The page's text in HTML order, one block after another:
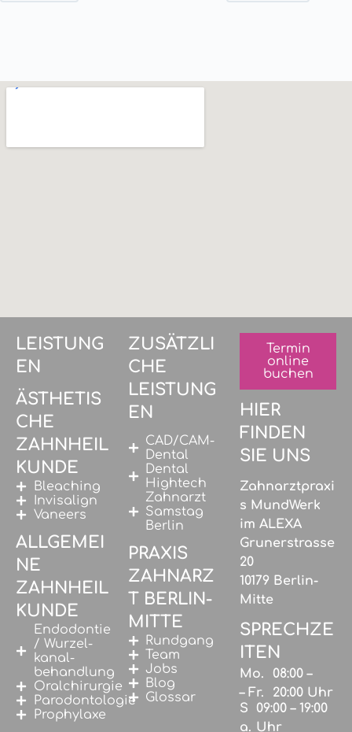
LEISTUNG
EN
ÄSTHETIS
CHE
ZAHNHEIL
KUNDE
Bleaching
Invisalign
Vaneers
ALLGEMEI
NE
ZAHNHEIL
KUNDE
Endodontie
/ Wurzel­
kanal­
behandlung
Oralchirurgie
Parodontologie
Prophylaxe
ZUSÄTZLI
CHE
LEISTUNG
EN
CAD/CAM-
Dental
Dental
Hightech
Zahnarzt
Samstag
Berlin
PRAXIS
ZAHNARZ
T BERLIN-
MITTE
Rundgang
Team
Jobs
Blog
Glossar
Termin
online
buchen
HIER
FINDEN
SIE UNS
Zahnarztpraxi
s MundWerk
im ALEXA
Grunerstrasse
20
10179 Berlin-
Mitte
SPRECHZE
ITEN
Mo.
– Fr.
08:00 –
20:00 Uhr
S
a.
09:00 – 19:00
Uhr